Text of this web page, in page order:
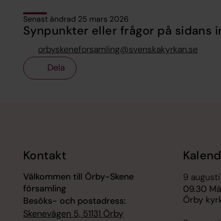
Senast ändrad 25 mars 2026
Synpunkter eller frågor på sidans
orbyskeneforsamling@svenskakyrkan.se
Dela
Kontakt
Välkommen till Örby-Skene
församling
Besöks- och postadress:
Skenevägen 5, 51131 Örby
9
09.30
Örby